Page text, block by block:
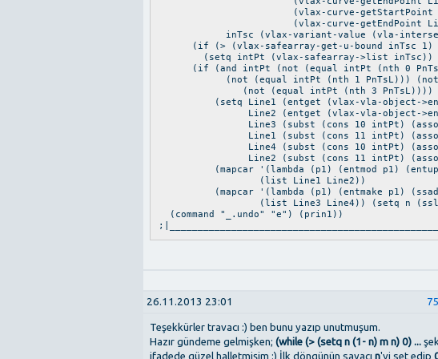
(vlax-curve-getStartPoint
(vlax-curve-getEndPoint
inTsc (vlax-variant-value (vla-
(if (> (vlax-safearray-get-u-bound inTsc 1)
(setq intPt (vlax-safearray->list inTsc))
(if (and intPt (not (equal intPt (nth 0
(not (equal intPt (nth 1 PnTsL))) (not
(not (equal intPt (nth 3 PnTsL))))
(setq Line1 (entget (vlax-vla-object-
Line2 (entget (vlax-vla-object-
Line3 (subst (cons 10 intPt) (assoc
Line1 (subst (cons 11 intPt) (assoc
Line4 (subst (cons 10 intPt) (assoc
Line2 (subst (cons 11 intPt) (assoc
(mapcar '(lambda (p1) (entmod p1)
(list Line1 Line2))
(mapcar '(lambda (p1) (entmake p1)
(list Line3 Line4)) (setq n
(command "_.undo" "e") (prin1))
26.11.2013 23:01
Teşekkürler travacı :) ben bunu yazıp unutmuşum.
Hazır gündeme gelmişken; (while (> (setq n (1- n) m n) 0) ...
ifadede güzel halletmişim :) İlk döngünün sayacı n'yi set edip